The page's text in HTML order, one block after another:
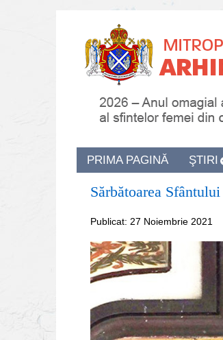
PRIMA PAGINĂ ŞTIRI
Sărbătoarea
Publicat: 27 Noiembrie 2021